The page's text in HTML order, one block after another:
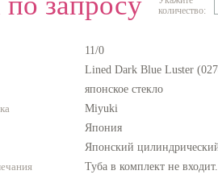
количество:
11/0
Lined Dark Blue Luster
японское стекло
Miyuki
Япония
Японский
Туба в комплект не входит.